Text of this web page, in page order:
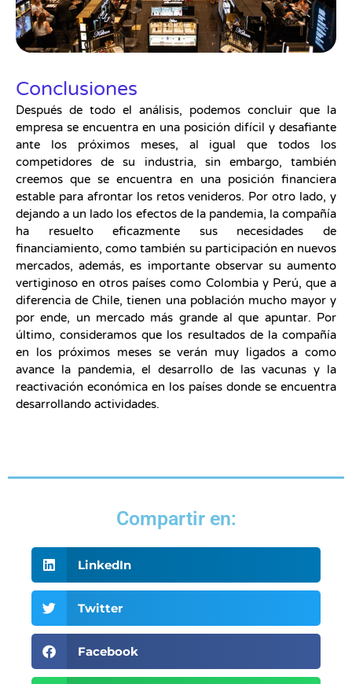
Conclusiones
Después de todo el análisis, podemos concluir que la
empresa se encuentra en una posición difícil y desafiante
ante los próximos meses, al igual que todos los
competidores de su industria, sin embargo, también
creemos que se encuentra en una posición financiera
estable para afrontar los retos venideros. Por otro lado, y
dejando a un lado los efectos de la pandemia, la compañía
ha resuelto eficazmente sus necesidades de
financiamiento, como también su participación en nuevos
mercados, además, es importante observar su aumento
vertiginoso en otros países como Colombia y Perú, que a
diferencia de Chile, tienen una población mucho mayor y
por ende, un mercado más grande al que apuntar. Por
último, consideramos que los resultados de la compañía
en los próximos meses se verán muy ligados a como
avance la pandemia, el desarrollo de las vacunas y la
reactivación económica en los países donde se encuentra
desarrollando actividades.
Compartir en:
LinkedIn
Twitter
Facebook